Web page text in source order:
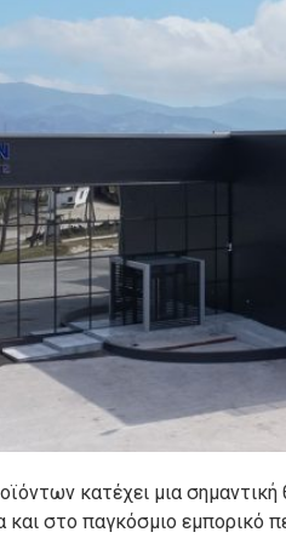
κατέχει μια σημαντική
και στο παγκόσμιο εμπορικό